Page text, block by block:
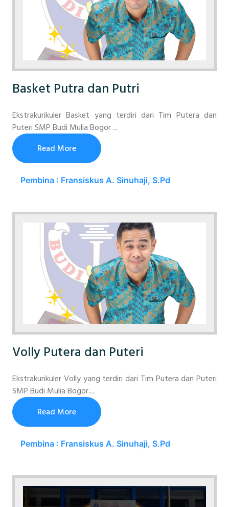
Basket Putra dan Putri
Ekstrakurikuler Basket yang terdiri dari Tim Putera dan
Puteri SMP Budi Mulia Bogor ...
Read More
Pembina : Fransiskus A. Sinuhaji, S.Pd
Volly Putera dan Puteri
Ekstrakurikuler Volly yang terdiri dari Tim Putera dan Puteri
SMP Budi Mulia Bogor....
Read More
Pembina : Fransiskus A. Sinuhaji, S.Pd